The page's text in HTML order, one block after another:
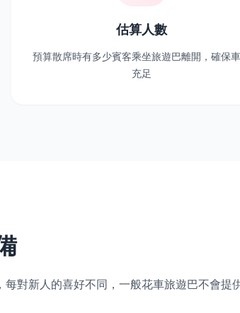
估算人數
預算散席時有多少賓客乘坐旅遊巴離開，確保
充足
每對新人的喜好不同，一般花車旅遊巴不會提